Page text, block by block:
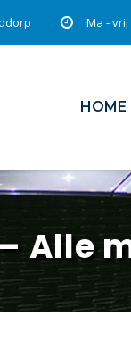
Ma - vrij
HOME
Alle